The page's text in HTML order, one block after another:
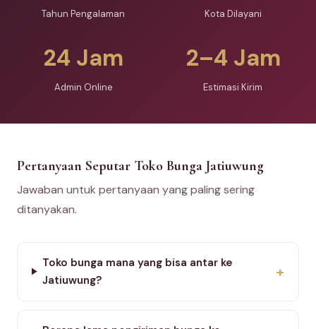
Tahun Pengalaman Kota Dilayani
24 Jam
Admin Online
2–4 Jam
Estimasi Kirim
Pertanyaan Seputar Toko Bunga Jatiuwung
Jawaban untuk pertanyaan yang paling sering
ditanyakan.
Toko bunga mana yang bisa antar ke
Jatiuwung?
+